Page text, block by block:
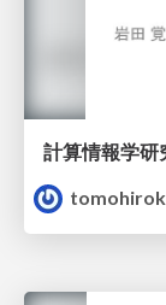
計算情報学研